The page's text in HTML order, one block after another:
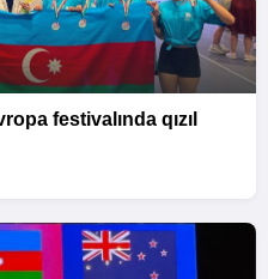
festivalında qızıl